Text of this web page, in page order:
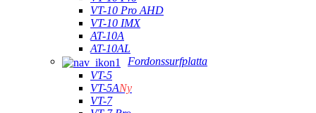
VT-10 Pro AHD
VT-10 IMX
AT-10A
AT-10AL
Fordonssurfplatta
VT-5
VT-5ANy
VT-7